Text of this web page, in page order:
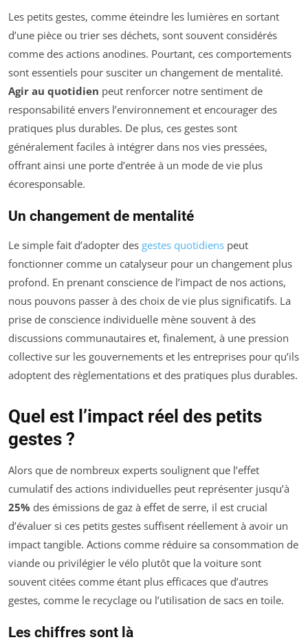
Les petits gestes, comme éteindre les lumières en sortant
d’une pièce ou trier ses déchets, sont souvent considérés
comme des actions anodines. Pourtant, ces comportements
sont essentiels pour susciter un changement de mentalité.
Agir au quotidien peut renforcer notre sentiment de
responsabilité envers l’environnement et encourager des
pratiques plus durables. De plus, ces gestes sont
généralement faciles à intégrer dans nos vies pressées,
offrant ainsi une porte d’entrée à un mode de vie plus
écoresponsable.
Un changement de mentalité
Le simple fait d’adopter des gestes quotidiens peut
fonctionner comme un catalyseur pour un changement plus
profond. En prenant conscience de l’impact de nos actions,
nous pouvons passer à des choix de vie plus significatifs. La
prise de conscience individuelle mène souvent à des
discussions communautaires et, finalement, à une pression
collective sur les gouvernements et les entreprises pour qu’ils
adoptent des règlementations et des pratiques plus durables.
Quel est l’impact réel des petits
gestes ?
Alors que de nombreux experts soulignent que l’effet
cumulatif des actions individuelles peut représenter jusqu’à
25% des émissions de gaz à effet de serre, il est crucial
d’évaluer si ces petits gestes suffisent réellement à avoir un
impact tangible. Actions comme réduire sa consommation de
viande ou privilégier le vélo plutôt que la voiture sont
souvent citées comme étant plus efficaces que d’autres
gestes, comme le recyclage ou l’utilisation de sacs en toile.
Les chiffres sont là